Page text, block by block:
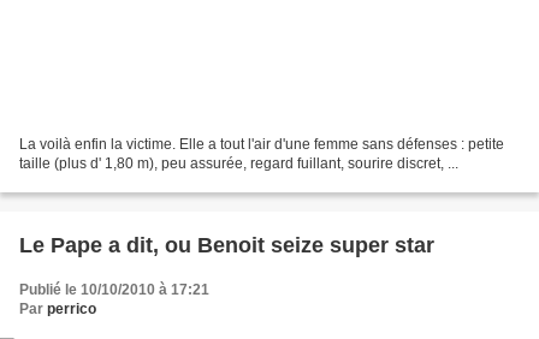
La voilà enfin la victime. Elle a tout l'air d'une femme sans défenses : petite
taille (plus d' 1,80 m), peu assurée, regard fuillant, sourire discret, ...
Le Pape a dit, ou Benoit seize super star
Publié le 10/10/2010 à 17:21
Par perrico